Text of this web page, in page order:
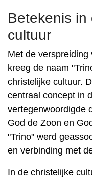
Betekenis in
cultuur
Met de
kreeg de naam
christelijke cultuur.
centraal concept in
vertegenwoordigde
God de Zoon en
"Trino" werd
en verbinding met
In de christelijke